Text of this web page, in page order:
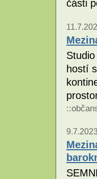
části
hostí
::